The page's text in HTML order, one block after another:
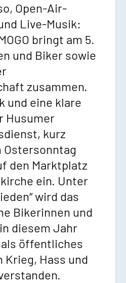
Open-Air-
Live-Musik:
bringt am 5.
und Biker sowie
zusammen.
und eine klare
Husumer
kurz
Ostersonntag
den Marktplatz
ein. Unter
wird das
Bikerinnen und
diesem Jahr
öffentliches
Krieg, Hass und